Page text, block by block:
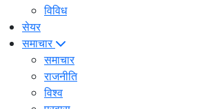
विविध
सेयर
समाचार
समाचार
राजनीति
विश्व